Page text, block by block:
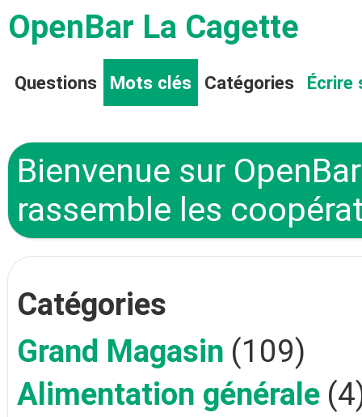
OpenBar La Cagette
Questions Mots clés Catégories Écrire
Bienvenue sur
rassemble les
Catégories
Grand Magasin (109)
Alimentation générale